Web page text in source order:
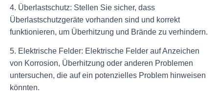
4. Überlastschutz: Stellen Sie sicher, dass
Überlastschutzgeräte vorhanden sind und korrekt
funktionieren, um Überhitzung und Brände zu verhindern.
5. Elektrische Felder: Elektrische Felder auf Anzeichen
von Korrosion, Überhitzung oder anderen Problemen
untersuchen, die auf ein potenzielles Problem hinweisen
könnten.